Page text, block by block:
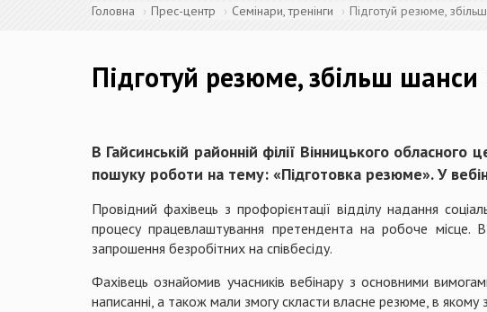
Головна Прес-центр Семінари, тренінги Підготуй резюме,
Підготуй резюме, збільш
В Гайсинській районній філії Вінницького
пошуку роботи на тему: «Підготовка резюме». У
Провідний фахівець з профорієнтації відділу надання
процесу працевлаштування претендента на робоче
запрошення безробітних на співбесіду.
Фахівець ознайомив учасників вебінару з основними
написанні, а також мали змогу скласти власне резюме, в якому